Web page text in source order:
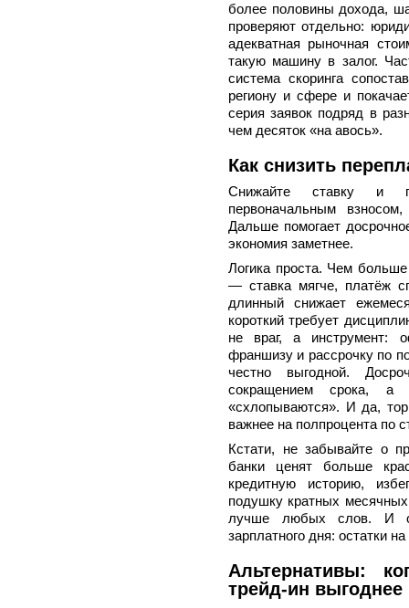
более половины дохода,
проверяют отдельно:
адекватная рыночная
такую машину в залог.
система скоринга
региону и сфере и
серия заявок подряд в
чем десяток «на авось».
Как снизить
Снижайте ставку и
первоначальным
Дальше помогает
экономия заметнее.
Логика проста. Чем
— ставка мягче, платёж
длинный снижает
короткий требует
не враг, а инструмент:
франшизу и рассрочку по
честно выгодной.
сокращением срока, а
«схлопываются». И да,
важнее на полпроцента по
Кстати, не забывайте о
банки ценят больше
кредитную историю,
подушку кратных
лучше любых слов. И
зарплатного дня: остатки
Альтернативы:
трейд‑ин выгоднее